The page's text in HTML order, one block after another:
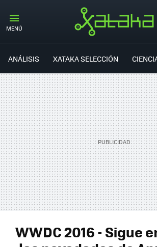
MENÚ
ANÁLISIS XATAKA SELECCIÓN
WWDC 2016 - Sigue